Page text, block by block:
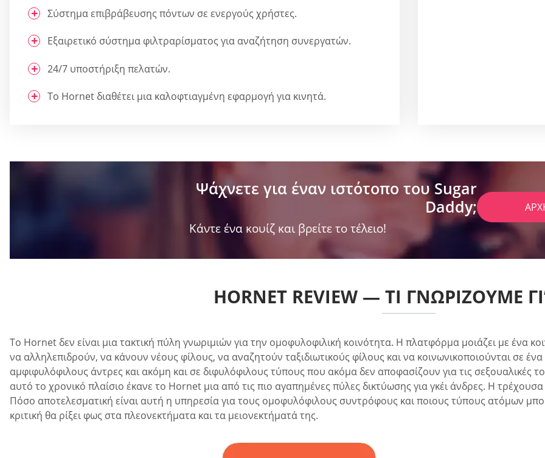
Σύστημα επιβράβευσης πόντων σε ενεργούς χρήστες.
Εξαιρετικό σύστημα φιλτραρίσματος για αναζήτηση συνεργατών.
24/7 υποστήριξη πελατών.
Το Hornet διαθέτει μια καλοφτιαγμένη εφαρμογή για κινητά.
Ψάχνετε για έναν ιστότοπο του Sugar
Daddy;
Κάντε ένα κουίζ και βρείτε το τέλειο!
HORNET REVIEW — ΤΙ ΓΝΩΡΊΖΟΥΜΕ
Το Hornet δεν είναι μια τακτική πύλη γνωριμιών για την ομοφυλοφιλική κοινότητα. Η πλατφόρμα μοιάζει με ένα
να αλληλεπιδρούν, να κάνουν νέους φίλους, να αναζητούν ταξιδιωτικούς φίλους και να κοινωνικοποιούνται σε
αμφιφυλόφιλους άντρες και ακόμη και σε διφυλόφιλους τύπους που ακόμα δεν αποφασίζουν για τις σεξουαλικές
αυτό το χρονικό πλαίσιο έκανε το Hornet μια από τις πιο αγαπημένες πύλες δικτύωσης για γκέι άνδρες. Η
Πόσο αποτελεσματική είναι αυτή η υπηρεσία για τους ομοφυλόφιλους συντρόφους και ποιους τύπους ατόμων
κριτική θα ρίξει φως στα πλεονεκτήματα και τα μειονεκτήματά της.